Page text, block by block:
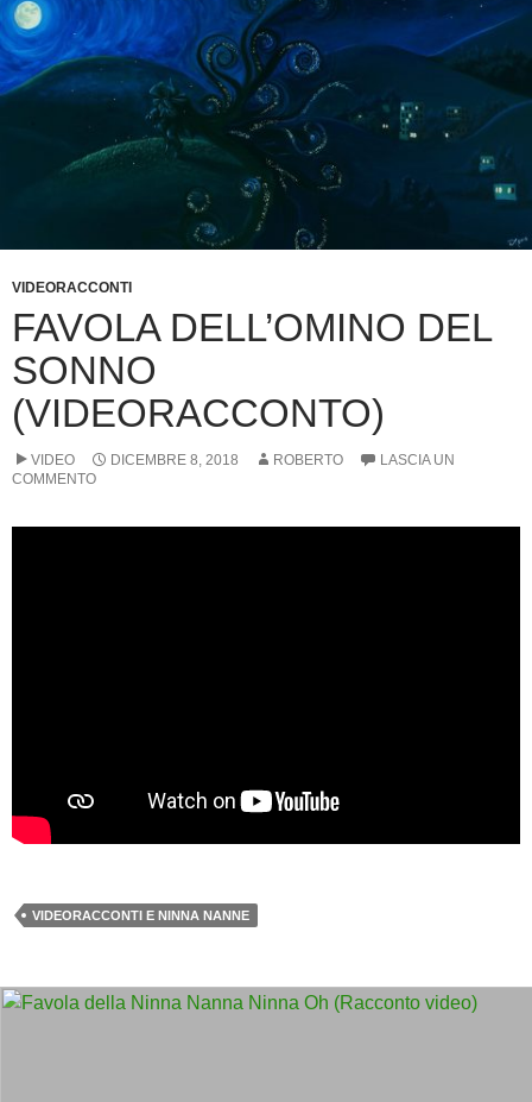
VIDEORACCONTI
FAVOLA DELL’OMINO DEL
SONNO
(VIDEORACCONTO)
VIDEO DICEMBRE 8, 2018 ROBERTO
LASCIA UN
COMMENTO
VIDEORACCONTI E NINNA NANNE